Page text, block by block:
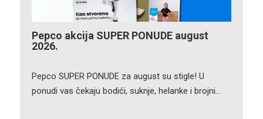
Pepco akcija SUPER PONUDE august
2026.
Pepco SUPER PONUDE za august su stigle! U
ponudi vas čekaju bodići, suknje, helanke i brojni…